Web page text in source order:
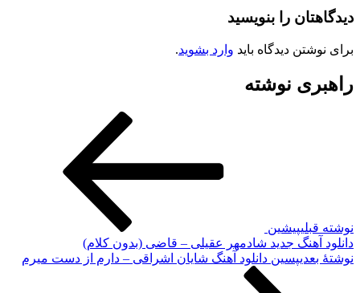
دیدگاهتان را بنویسید
برای نوشتن دیدگاه باید وارد بشوید.
راهبری نوشته
نوشته قبلیپیشین
دانلود آهنگ جدید شادمهر عقیلی – قاضی (بدون کلام)
نوشته‌ٔ بعدیپسین دانلود آهنگ شایان اشراقی – دارم از دست میرم